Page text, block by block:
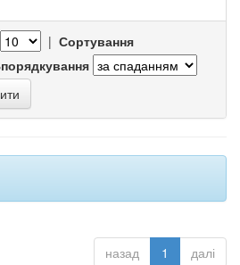
| Сортування
назад 1 далі